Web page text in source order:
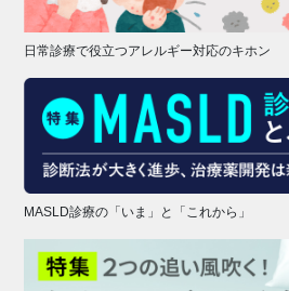
日常診療で役立つアレルギー対応のキホン
MASLD診療の「いま」と「これから」